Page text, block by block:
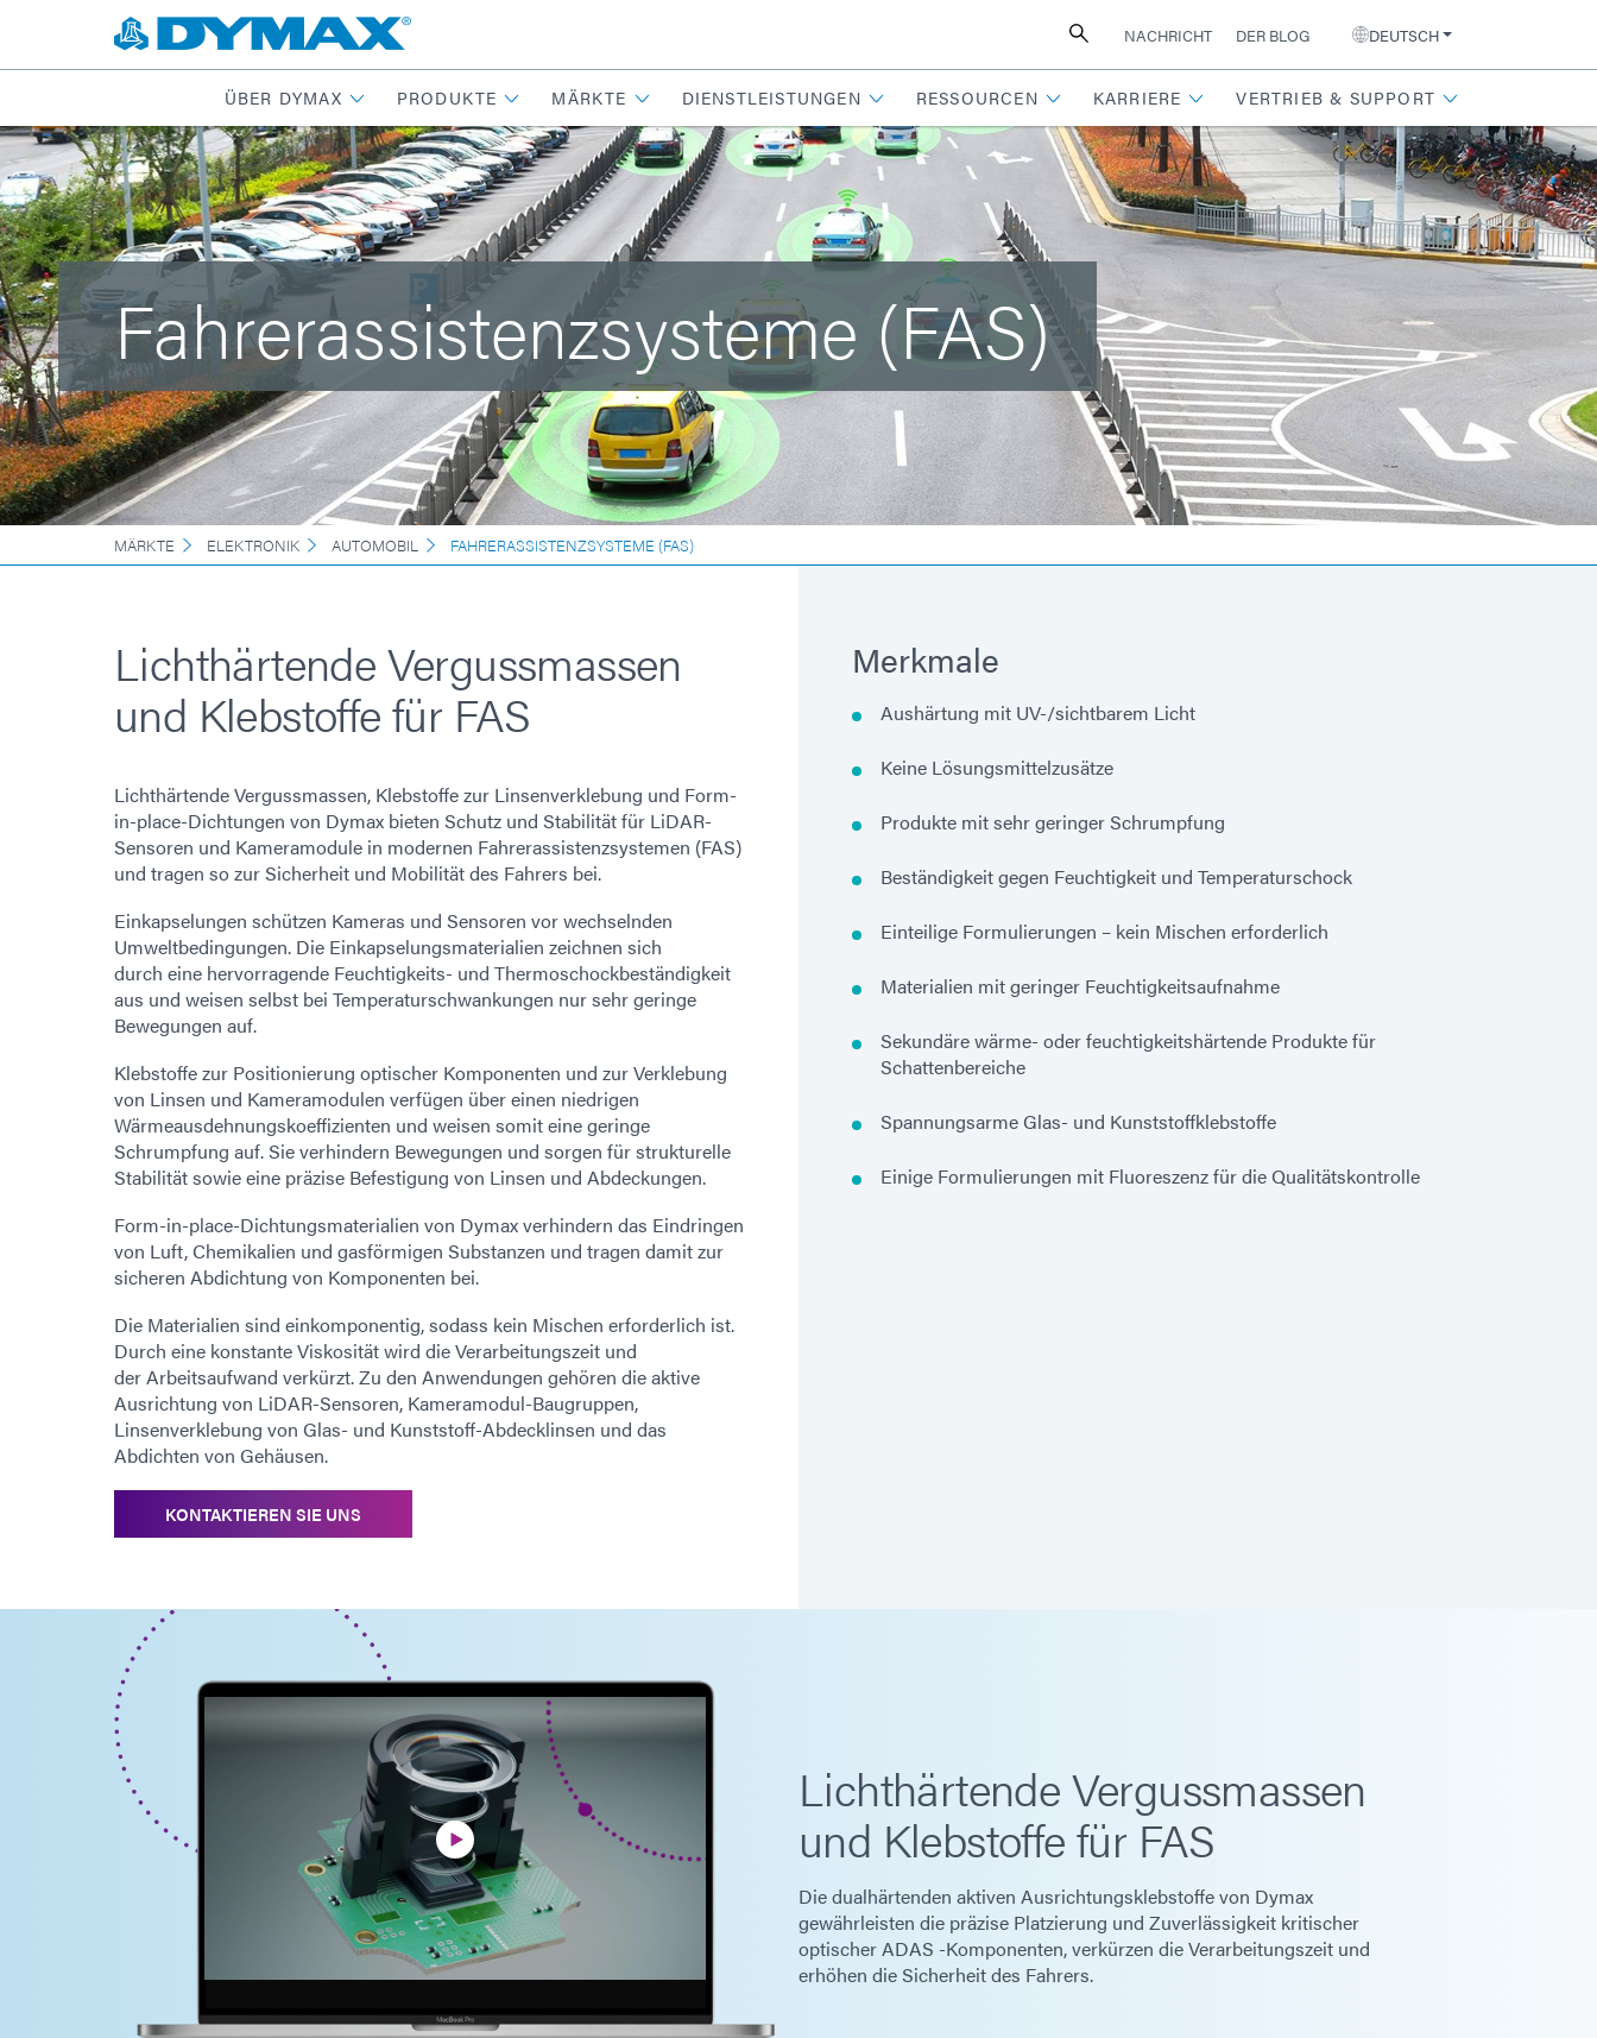
NACHRICHT DER BLOG DEUTSCH
ÜBER DYMAX PRODUKTE MÄRKTE DIENSTLEISTUNGEN RESSOURCEN KARRIERE VERTRIEB & SUPPORT
Fahrerassistenzsysteme (FAS)
MÄRKTE ELEKTRONIK AUTOMOBIL FAHRERASSISTENZSYSTEME (FAS)
Lichthärtende Vergussmassen
und Klebstoffe für FAS
Lichthärtende Vergussmassen, Klebstoffe zur Linsenverklebung und Form-
in-place-Dichtungen von Dymax bieten Schutz und Stabilität für LiDAR-
Sensoren und Kameramodule in modernen Fahrerassistenzsystemen (FAS)
und tragen so zur Sicherheit und Mobilität des Fahrers bei.
Einkapselungen schützen Kameras und Sensoren vor wechselnden
Umweltbedingungen. Die Einkapselungsmaterialien zeichnen sich
durch eine hervorragende Feuchtigkeits- und Thermoschockbeständigkeit
aus und weisen selbst bei Temperaturschwankungen nur sehr geringe
Bewegungen auf.
Klebstoffe zur Positionierung optischer Komponenten und zur Verklebung
von Linsen und Kameramodulen verfügen über einen niedrigen
Wärmeausdehnungskoeffizienten und weisen somit eine geringe
Schrumpfung auf. Sie verhindern Bewegungen und sorgen für strukturelle
Stabilität sowie eine präzise Befestigung von Linsen und Abdeckungen.
Form-in-place-Dichtungsmaterialien von Dymax verhindern das Eindringen
von Luft, Chemikalien und gasförmigen Substanzen und tragen damit zur
sicheren Abdichtung von Komponenten bei.
Die Materialien sind einkomponentig, sodass kein Mischen erforderlich ist.
Durch eine konstante Viskosität wird die Verarbeitungszeit und
der Arbeitsaufwand verkürzt. Zu den Anwendungen gehören die aktive
Ausrichtung von LiDAR-Sensoren, Kameramodul-Baugruppen,
Linsenverklebung von Glas- und Kunststoff-Abdecklinsen und das
Abdichten von Gehäusen.
KONTAKTIEREN SIE UNS
Merkmale
Aushärtung mit UV-/sichtbarem Licht
Keine Lösungsmittelzusätze
Produkte mit sehr geringer Schrumpfung
Beständigkeit gegen Feuchtigkeit und Temperaturschock
Einteilige Formulierungen – kein Mischen erforderlich
Materialien mit geringer Feuchtigkeitsaufnahme
Sekundäre wärme- oder feuchtigkeitshärtende Produkte für
Schattenbereiche
Spannungsarme Glas- und Kunststoffklebstoffe
Einige Formulierungen mit Fluoreszenz für die Qualitätskontrolle
Lichthärtende Vergussmassen
und Klebstoffe für FAS
Die dualhärtenden aktiven Ausrichtungsklebstoffe von Dymax
gewährleisten die präzise Platzierung und Zuverlässigkeit kritischer
optischer ADAS -Komponenten, verkürzen die Verarbeitungszeit und
erhöhen die Sicherheit des Fahrers.